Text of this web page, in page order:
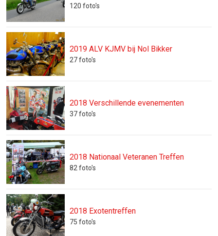
120 foto's
2019 ALV KJMV bij Nol Bikker
27foto's
2018 Verschillende evenementen
37foto's
2018 Nationaal Veteranen Treffen
82 foto's
2018 Exotentreffen
75 foto's